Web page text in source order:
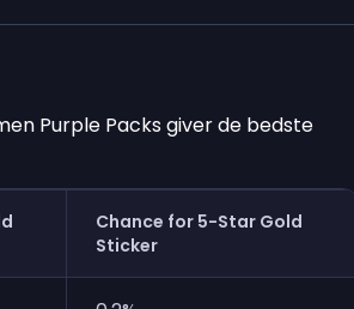
Purple Packs giver de bedste
Chance for 5-Star Gold
Sticker